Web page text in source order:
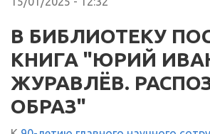
В БИБЛИОТЕКУ
КНИГА "ЮРИЙ
ЖУРАВЛЁВ.
ОБРАЗ"